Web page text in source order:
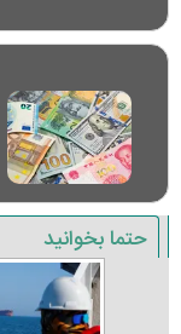
حتما بخوانید